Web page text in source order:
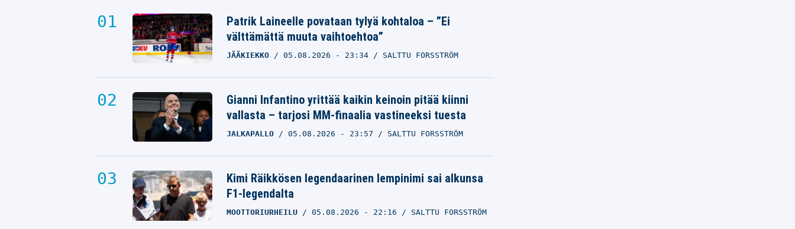
Patrik Laineelle povataan tylyä kohtaloa – ”Ei
välttämättä muuta vaihtoehtoa”
JÄÄKIEKKO 05.08.2026 - 23:34 SALTTU FORSSTRÖM
Gianni Infantino yrittää kaikin keinoin pitää kiinni
vallasta – tarjosi MM-finaalia vastineeksi tuesta
JALKAPALLO 05.08.2026 - 23:57 SALTTU FORSSTRÖM
Kimi Räikkösen legendaarinen lempinimi sai alkunsa
F1-legendalta
MOOTTORIURHEILU 05.08.2026 - 22:16 SALTTU FORSSTRÖM